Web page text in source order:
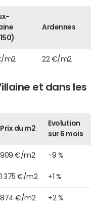
Ardennes
m2 22 €/m2
et dans les
Prix du m2
Evolution
sur 6 mois
909 €/m2 -9 %
1 375 €/m2 +1 %
874 €/m2 +2 %